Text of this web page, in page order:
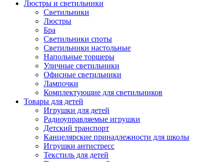
Люстры и светильники
Светильники
Люстры
Бра
Светильники споты
Светильники настольные
Напольные торшеры
Уличные светильники
Офисные светильники
Лампочки
Комплектующие для светильников
Товары для детей
Игрушки для детей
Радиоуправляемые игрушки
Детский транспорт
Канцелярские принадлежности для школы
Игрушки антистресс
Текстиль для детей